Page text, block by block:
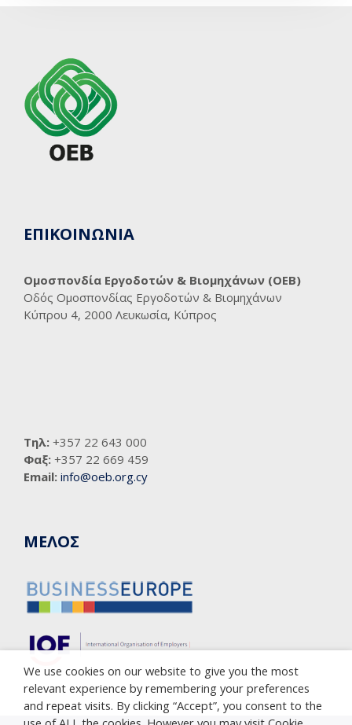
ΕΠΙΚΟΙΝΩΝΙΑ
Ομοσπονδία Εργοδοτών & Βιομηχάνων (ΟΕΒ)
Οδός Ομοσπονδίας Εργοδοτών & Βιομηχάνων
Κύπρου 4, 2000 Λευκωσία, Κύπρος
Τηλ: +357 22 643 000
Φαξ: +357 22 669 459
Email: info@oeb.org.cy
ΜΕΛΟΣ
We use cookies on our website to give you the most
relevant experience by remembering your preferences
and repeat visits. By clicking “Accept”, you consent to the